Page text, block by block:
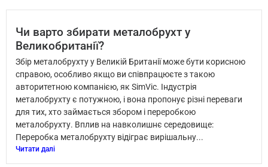
Чи варто збирати металобрухт у
Великобританії?
Збір металобрухту у Великій Британії може бути корисною
справою, особливо якщо ви співпрацюєте з такою
авторитетною компанією, як SimVic. Індустрія
металобрухту є потужною, і вона пропонує різні переваги
для тих, хто займається збором і переробкою
металобрухту. Вплив на навколишнє середовище:
Переробка металобрухту відіграє вирішальну...
Читати далі